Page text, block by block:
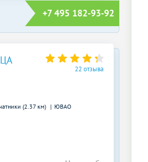
+7 495 182-93-92
22 отзыва
(2.37 км) ЮВАО